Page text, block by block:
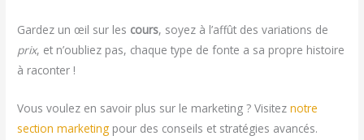
Gardez un œil sur les cours, soyez à l’affût des variations de
prix, et n’oubliez pas, chaque type de fonte a sa propre histoire
à raconter !
Vous voulez en savoir plus sur le marketing ? Visiteznotre
section marketing pour des conseils et stratégies avancés.